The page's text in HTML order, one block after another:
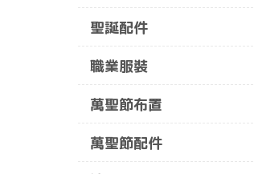
聖誕配件
職業服裝
萬聖節布置
萬聖節配件